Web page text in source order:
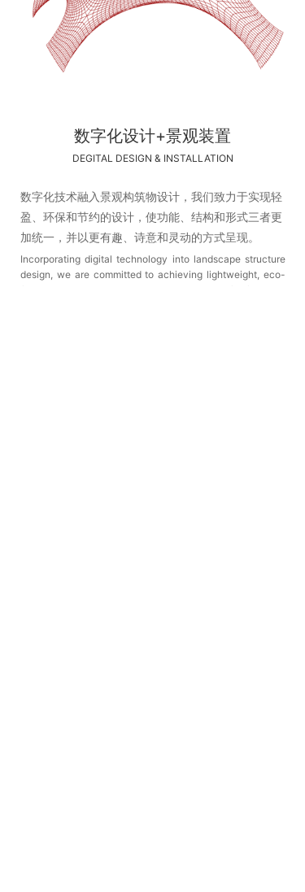
数字化设计+景观装置
DEGITAL DESIGN & INSTALLATION
Incorporating digital technology into landscape structure
design, we are committed to achieving lightweight, eco-
数字化技术融入景观构筑物设计，我们致力于实现轻
盈、环保和节约的设计，使功能、结构和形式三者更
加统一，并以更有趣、诗意和灵动的方式呈现。